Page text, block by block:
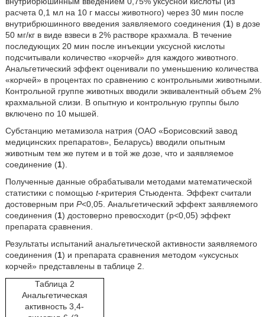
расчета 0,1 мл на 10 г массы животного) через 30 мин после
внутрибрюшинного введения заявляемого соединения (1) в дозе
50 мг/кг в виде взвеси в 2% растворе крахмала. В течение
последующих 20 мин после инъекции уксусной кислоты
подсчитывали количество «корчей» для каждого животного.
Анальгетический эффект оценивали по уменьшению количества
«корчей» в процентах по сравнению с контрольными животными.
Контрольной группе животных вводили эквивалентный объем 2%
крахмальной слизи. В опытную и контрольную группы было
включено по 10 мышей.
Субстанцию метамизола натрия (ОАО «Борисовский завод
медицинских препаратов», Беларусь) вводили опытным
животным тем же путем и в той же дозе, что и заявляемое
соединение (1).
Полученные данные обрабатывали методами математической
статистики с помощью t-критерия Стьюдента. Эффект считали
достоверным при P<0,05. Анальгетический эффект заявляемого
соединения (1) достоверно превосходит (p<0,05) эффект
препарата сравнения.
Результаты испытаний анальгетической активности заявляемого
соединения (1) и препарата сравнения методом «уксусных
корчей» представлены в таблице 2.
Таблица 2
Анальгетическая
активность 3,4-